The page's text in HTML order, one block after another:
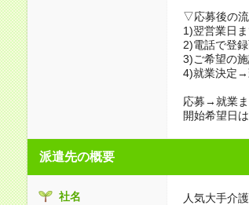
▽応募後の
1)翌営業日
2)電話で登
3)ご希望の
4)就業決定→
応募→就業ま
開始希望日
派遣先の概要
社名 人気大手介